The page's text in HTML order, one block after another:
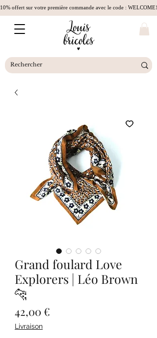
10% offert sur votre première commande avec le code :
Grand foulard Love
Explorers | Léo Brown
🐆
42,00 €
Livraison